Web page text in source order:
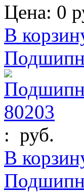
Цена: 0
В
: руб.
В